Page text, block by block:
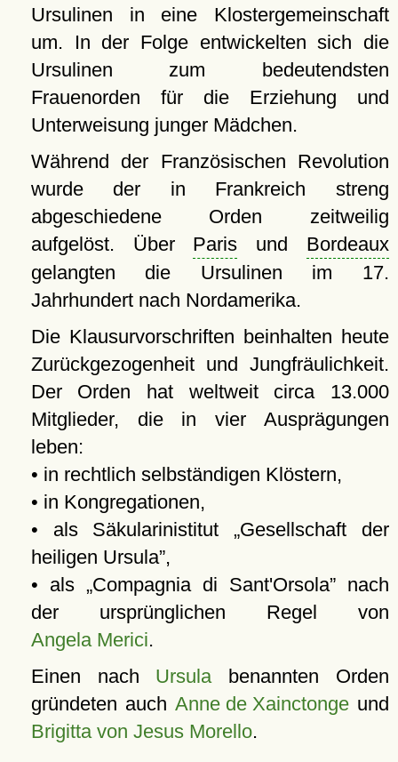
Ursulinen in eine Klostergemeinschaft
um. In der Folge entwickelten sich die
Ursulinen zum bedeutendsten
Frauenorden für die Erziehung und
Unterweisung junger Mädchen.
Während der Französischen Revolution
wurde der in Frankreich streng
abgeschiedene Orden zeitweilig
aufgelöst. Über Paris und Bordeaux
gelangten die Ursulinen im 17.
Jahrhundert nach Nordamerika.
Die Klausurvorschriften beinhalten heute
Zurückgezogenheit und Jungfräulichkeit.
Der Orden hat weltweit circa 13.000
Mitglieder, die in vier Ausprägungen
leben:
• in rechtlich selbständigen Klöstern,
• in Kongregationen,
• als Säkularinistitut Gesellschaft der
heiligen Ursula ,
• als
Compagnia di Sant'Orsola nach
der ursprünglichen Regel von
Angela Merici.
Einen nach Ursulabenannten Orden
gründeten auch Anne de Xainctongeund
Brigitta von Jesus Morello.